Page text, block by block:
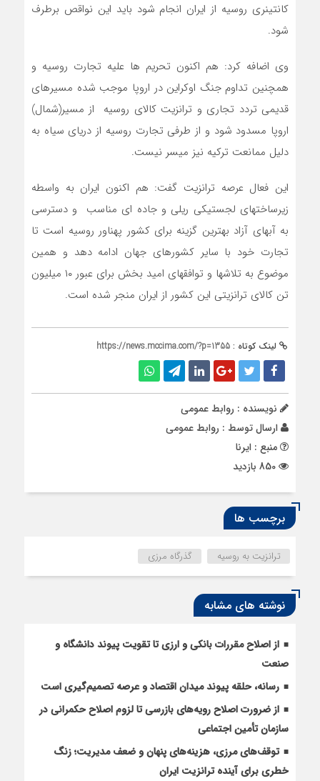
کانتینری روسیه از ایران انجام شود باید این نواقص برطرف
شود.
وی اضافه کرد: هم اکنون تحریم ها علیه تجارت روسیه و
همچنین تداوم جنگ اوکراین در اروپا موجب شده مسیرهای
قدیمی تردد تجاری و ترانزیت کالای روسیه از مسیر(شمال)
اروپا مسدود شود و از طرفی تجارت روسیه از دریای سیاه به
دلیل ممانعت ترکیه نیز میسر نیست.
این فعال عرصه ترانزیت گفت: هم اکنون ایران به واسطه
زیرساختهای لجستیکی ریلی و جاده ای مناسب و دسترسی
به آبهای آزاد بهترین گزینه برای کشور پهناور روسیه است تا
تجارت خود با سایر کشورهای جهان ادامه دهد و همین
موضوع به تلاشها و توافقهای امید بخش برای عبور ۱۰ میلیون
تن کالای ترانزیتی این کشور از ایران منجر شده است.
لینک کوتاه : https://news.mccima.com/?p=1355
نویسنده : روابط عمومی
ارسال توسط : روابط عمومی
منبع : ایرنا
برچسب ها
ترانزیت به روسیه گذرگاه مرزی
نوشته های مشابه
از اصلاح مقررات بانکی و ارزی تا تقویت پیوند دانشگاه و
صنعت
رسانه، حلقه پیوند میدان اقتصاد و عرصه تصمیم‌گیری است
از ضرورت اصلاح رویه‌های بازرسی تا لزوم اصلاح حکمرانی در
سازمان تأمین اجتماعی
توقف‌های مرزی، هزینه‌های پنهان و ضعف مدیریت؛ زنگ
خطری برای آینده ترانزیت ایران